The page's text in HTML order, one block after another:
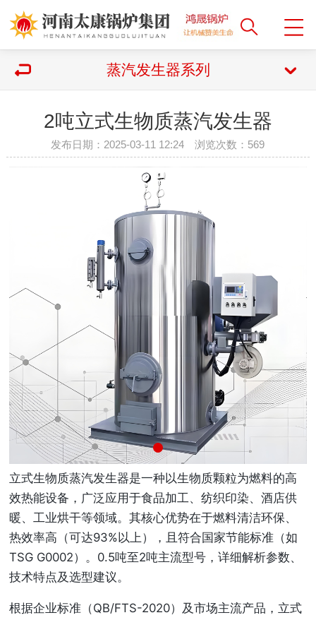
蒸汽发生器系列
2吨立式生物质蒸汽发生器
发布日期：2025-03-11 12:24 浏览次数： 569
立式生物质蒸汽发生器是一种以生物质颗粒为燃料的高
效热能设备，广泛应用于食品加工、纺织印染、酒店供
暖、工业烘干等领域。其核心优势在于燃料清洁环保、
热效率高（可达93%以上），且符合国家节能标准（如
TSG G0002）。0.5吨至2吨主流型号，详细解析参数、
技术特点及选型建议。
根据企业标准（QB/FTS-2020）及市场主流产品，立式